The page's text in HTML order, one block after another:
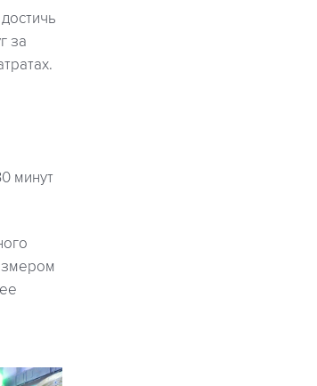
за
минут